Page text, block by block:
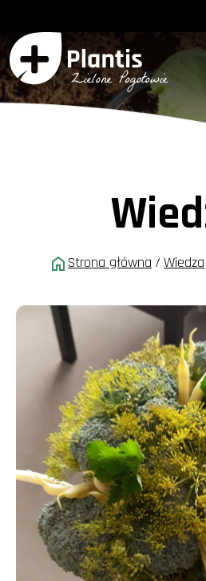
Strona główna / Wiedza